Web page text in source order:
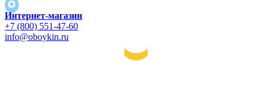
Интернет-магазин
+7 (800) 551-47-60
info@oboykin.ru